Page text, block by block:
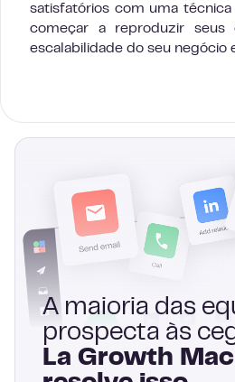
satisfatórios com uma
começar a reproduzir seus
escalabilidade do seu negócio
A maioria das
prospecta às
La Growth